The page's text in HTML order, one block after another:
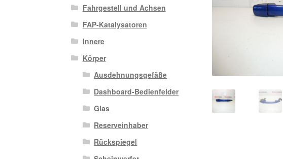
Fahrgestell und Achsen
FAP-Katalysatoren
Innere
Körper
Ausdehnungsgefäße
Dashboard-Bedienfelder
Glas
Reserveinhaber
Rückspiegel